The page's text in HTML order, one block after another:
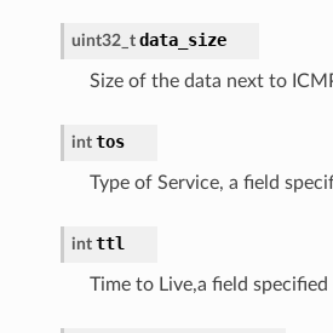
uint32_t data_size
Size of the data next to
int tos
Type of Service, a field
int ttl
Time to Live,a field